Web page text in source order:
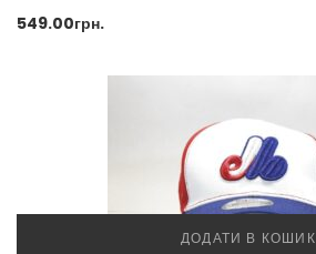
549.00грн.
ДОДАТИ В КОШИК